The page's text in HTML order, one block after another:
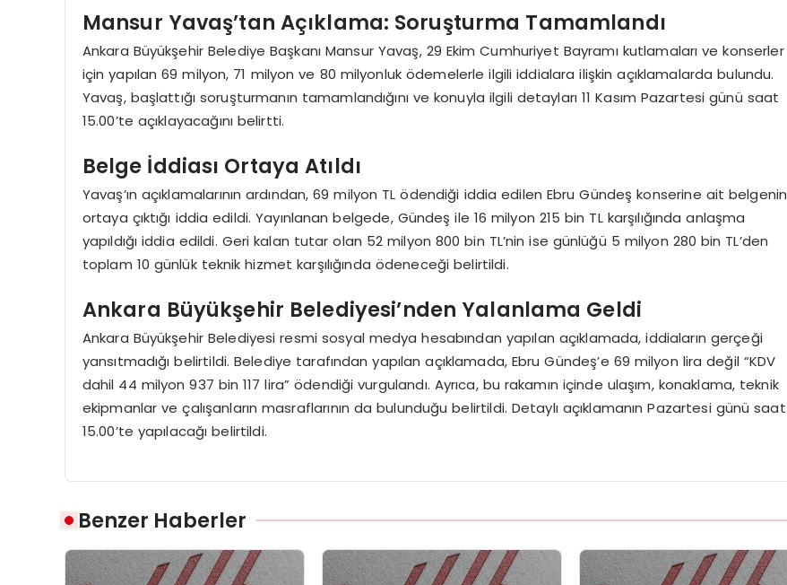
Mansur Yavaş’tan Açıklama: Soruşturma Tamamlandı
Ankara Büyükşehir Belediye Başkanı Mansur Yavaş, 29 Ekim Cumhuriyet Bayramı kutlamaları ve konserler
için yapılan 69 milyon, 71 milyon ve 80 milyonluk ödemelerle ilgili iddialara ilişkin açıklamalarda bulundu.
Yavaş, başlattığı soruşturmanın tamamlandığını ve konuyla ilgili detayları 11 Kasım Pazartesi günü saat
15.00’te açıklayacağını belirtti.
Belge İddiası Ortaya Atıldı
Yavaş’ın açıklamalarının ardından, 69 milyon TL ödendiği iddia edilen Ebru Gündeş konserine ait belgenin
ortaya çıktığı iddia edildi. Yayınlanan belgede, Gündeş ile 16 milyon 215 bin TL karşılığında anlaşma
yapıldığı iddia edildi. Geri kalan tutar olan 52 milyon 800 bin TL’nin ise günlüğü 5 milyon 280 bin TL’den
toplam 10 günlük teknik hizmet karşılığında ödeneceği belirtildi.
Ankara Büyükşehir Belediyesi’nden Yalanlama Geldi
Ankara Büyükşehir Belediyesi resmi sosyal medya hesabından yapılan açıklamada, iddiaların gerçeği
yansıtmadığı belirtildi. Belediye tarafından yapılan açıklamada, Ebru Gündeş’e 69 milyon lira değil “KDV
dahil 44 milyon 937 bin 117 lira” ödendiği vurgulandı. Ayrıca, bu rakamın içinde ulaşım, konaklama, teknik
ekipmanlar ve çalışanların masraflarının da bulunduğu belirtildi. Detaylı açıklamanın Pazartesi günü saat
15.00’te yapılacağı belirtildi.
Benzer Haberler